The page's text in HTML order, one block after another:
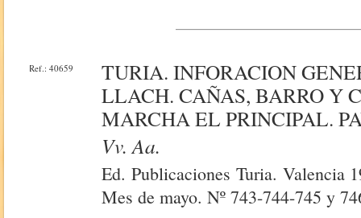
Ref.: 40659
TURIA. INFORACION
LLACH. CAÑAS, BARRO Y
MARCHA EL PRINCIPAL.
Vv. Aa.
Ed. Publicaciones Turia. Valencia
Mes de mayo. Nº 743-744-745 y